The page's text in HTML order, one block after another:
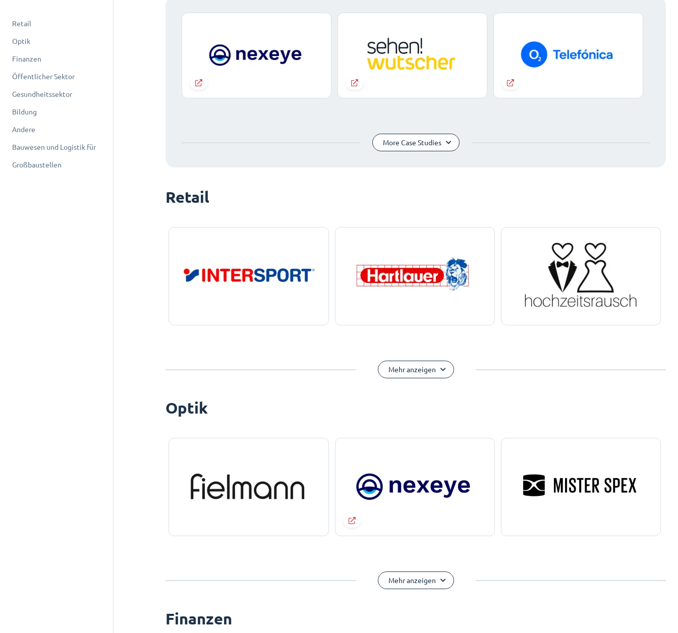
Retail
Optik
Finanzen
Öffentlicher Sektor
Gesundheitssektor
Bildung
Andere
Bauwesen und Logistik für
Großbaustellen
More Case Studies
Retail
Mehr anzeigen
Optik
Mehr anzeigen
Finanzen